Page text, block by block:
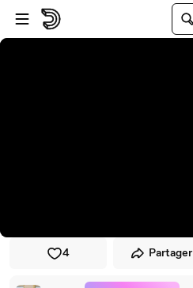
Passer au player
Passer au contenu principal
4 Partager